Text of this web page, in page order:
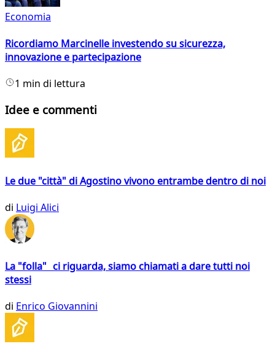
Economia
Ricordiamo Marcinelle investendo su sicurezza,
innovazione e partecipazione
1 min di lettura
Idee e commenti
Le due "città" di Agostino vivono entrambe dentro di noi
di Luigi Alici
La "folla" ci riguarda, siamo chiamati a dare tutti noi
stessi
di Enrico Giovannini